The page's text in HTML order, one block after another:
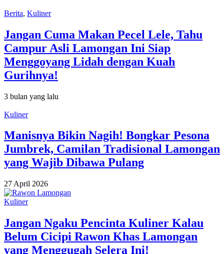
Berita, Kuliner
Jangan Cuma Makan Pecel Lele, Tahu
Campur Asli Lamongan Ini Siap
Menggoyang Lidah dengan Kuah
Gurihnya!
3 bulan yang lalu
Kuliner
Manisnya Bikin Nagih! Bongkar Pesona
Jumbrek, Camilan Tradisional Lamongan
yang Wajib Dibawa Pulang
27 April 2026
Kuliner
Jangan Ngaku Pencinta Kuliner Kalau
Belum Cicipi Rawon Khas Lamongan
yang Menggugah Selera Ini!